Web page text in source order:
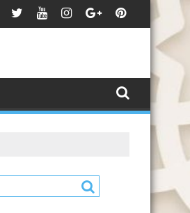
l’accès au Cycle d’excellence